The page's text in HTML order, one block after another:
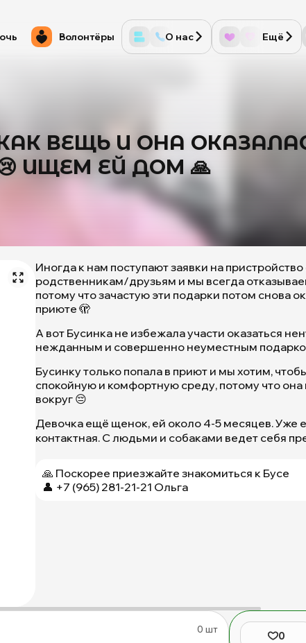
Волонтёры О нас Ещё
ВЕЩЬ И ОНА
ИЩЕМ ЕЙ ДОМ 🙏
Иногда к нам поступают заявки на
родственникам/друзьям и мы всегда
потому что зачастую эти подарки потом снова
приюте 🫣
А вот Бусинка не избежала участи оказаться
нежданным и совершенно неуместным
Бусинку только попала в приют и мы хотим,
спокойную и комфортную среду, потому что
вокруг 😔
Девочка ещё щенок, ей около 4-5 месяцев. Уже
контактная. С людьми и собаками ведет себя
🙏 Поскорее приезжайте знакомиться к Бусе
👤 +7 (965) 281-21-21 Ольга
0 шт 0